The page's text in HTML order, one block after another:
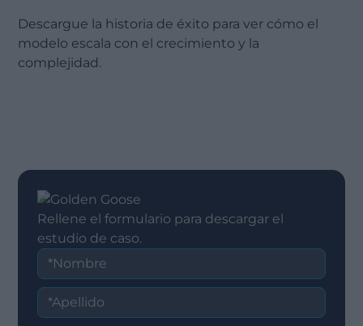
Descargue la historia de éxito para ver cómo el
modelo escala con el crecimiento y la
complejidad.
Rellene el formulario para descargar el
estudio de caso.